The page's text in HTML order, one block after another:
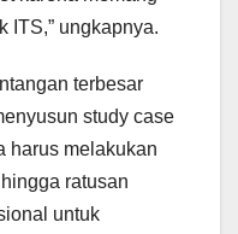
ITS,” ungkapnya.
terbesar
study case
harus melakukan
ratusan
untuk